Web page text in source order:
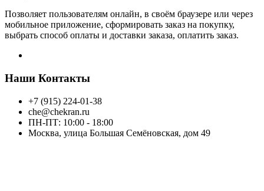
Позволяет пользователям онлайн, в своём браузере или через
мобильное приложение, сформировать заказ на покупку,
выбрать способ оплаты и доставки заказа, оплатить заказ.
Наши Контакты
+7 (915) 224-01-38
che@chekran.ru
ПН-ПТ: 10:00 - 18:00
Москва, улица Большая Семёновская, дом 49